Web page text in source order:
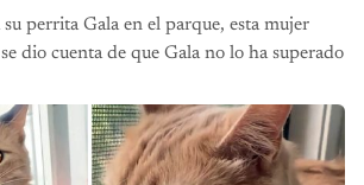
perrita Gala en el parque, esta mujer
dio cuenta de que Gala no lo ha superado